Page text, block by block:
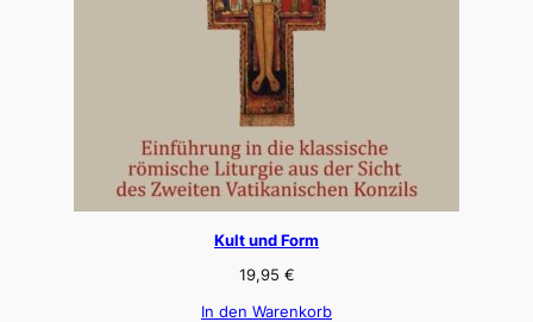
Kult und Form
19,95 €
In den Warenkorb